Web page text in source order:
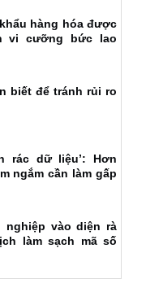
hàng hóa được
vi cưỡng bức lao
biết để tránh rủi ro
ngắm cần làm gấp
nghiệp vào diện rà
làm sạch mã số